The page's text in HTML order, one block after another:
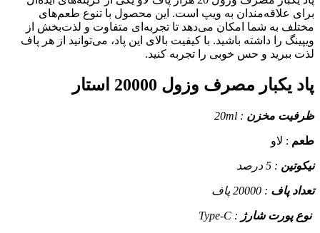
علاقه‌مندان به ویپ است. این محصول با تنوع طعم‌های
به شما امکان می‌دهد تا تجربه‌ای متفاوت و لذت‌بخش از
را داشته باشید. با کیفیت بالای این پاد، می‌توانید از هر پاف
ببرید و حس خوبی را تجربه کنید.
مصرف وزول 20000 استار
مخزن: 20ml
: لاو
: 5 درصد
پاف: 20000 پاف
پورت شارژ: Type-C